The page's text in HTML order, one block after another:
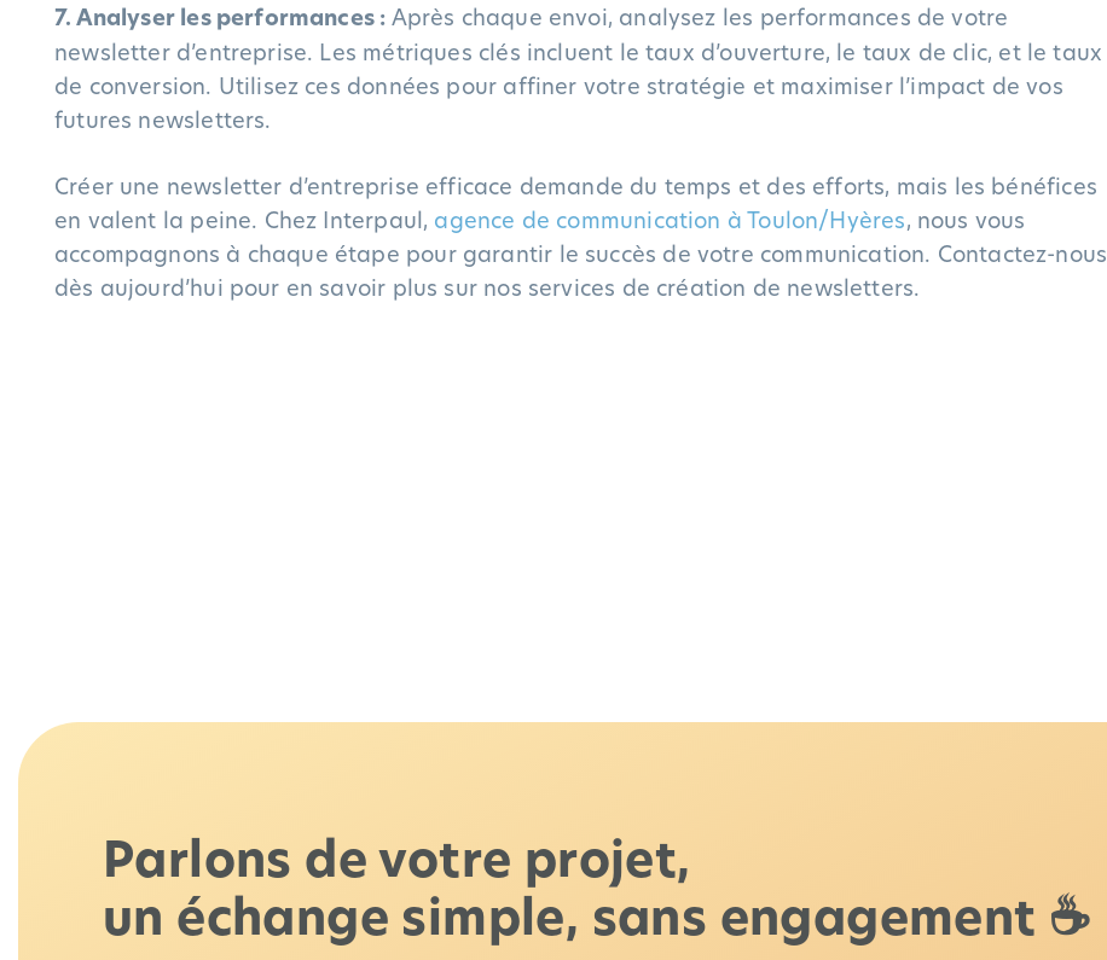
7. Analyser les performances : Après chaque envoi, analysez les performances de votre
newsletter d’entreprise. Les métriques clés incluent le taux d’ouverture, le taux de clic, et le taux
de conversion. Utilisez ces données pour affiner votre stratégie et maximiser l’impact de vos
futures newsletters.
Créer une newsletter d’entreprise efficace demande du temps et des efforts, mais les bénéfices
en valent la peine. Chez Interpaul, agence de communication à Toulon/Hyères, nous vous
accompagnons à chaque étape pour garantir le succès de votre communication. Contactez-nous
dès aujourd’hui pour en savoir plus sur nos services de création de newsletters.
Parlons de votre projet,
un échange simple, sans engagement ☕